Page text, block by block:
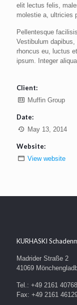
elit lectus felis,
molestie a, ultricies
Pellentesque
Vestibulum
rhoncus eu, luctus
ipsum. Integer
Client:
Muffin Group
Date:
May 13, 2014
Website:
View website
KURHASKI
Madrider Straße 2
41069
Tel.: +49 2161
Fax: +49 2161